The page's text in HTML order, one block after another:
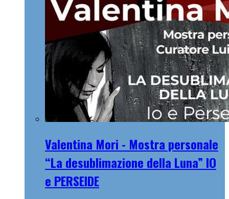
Valentina Mori - Mostra personale
“La desublimazione della Luna” IO
e PERSEIDE